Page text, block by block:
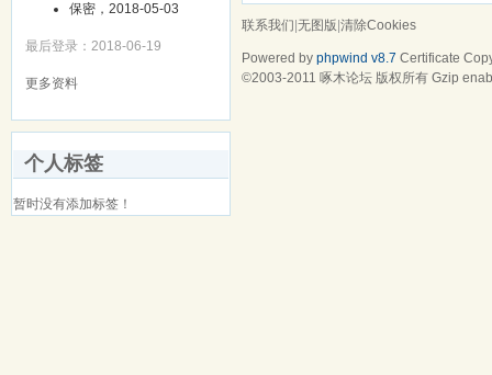
保密，2018-05-03
最后登录：2018-06-19
更多资料
个人标签
暂时没有添加标签！
联系我们|无图版|清除Cookies
Powered by phpwind v8.7 Certificate
©2003-2011 啄木论坛 版权所有 Gzip